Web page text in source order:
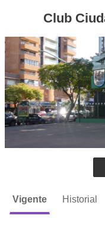
Club
Vigente Historial